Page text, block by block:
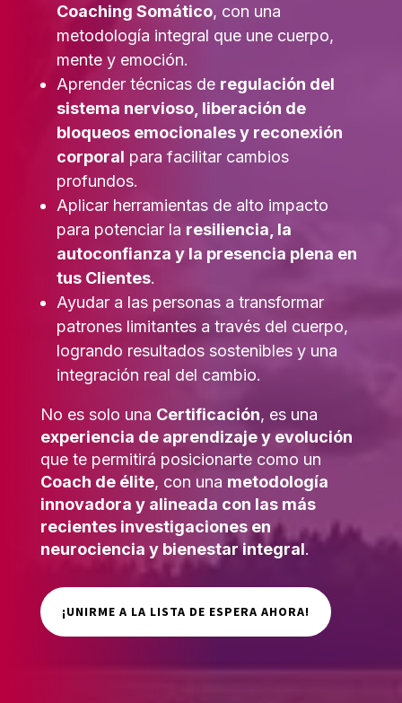
Coaching Somático, con una
metodología integral que une cuerpo,
mente y emoción.
Aprender técnicas de regulación del
sistema nervioso, liberación de
bloqueos emocionales y reconexión
corporal para facilitar cambios
profundos.
Aplicar herramientas de alto impacto
para potenciar la resiliencia, la
autoconfianza y la presencia plena en
tus Clientes.
Ayudar a las personas a transformar
patrones limitantes a través del cuerpo,
logrando resultados sostenibles y una
integración real del cambio.
No es solo una Certificación, es una
experiencia de aprendizaje y evolución
que te permitirá posicionarte como un
Coach de élite, con una metodología
innovadora y alineada con las más
recientes investigaciones en
neurociencia y bienestar integral.
¡UNIRME A LA LISTA DE ESPERA AHORA!